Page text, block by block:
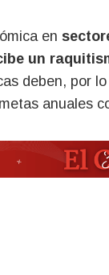
en
un
deben, por
anuales